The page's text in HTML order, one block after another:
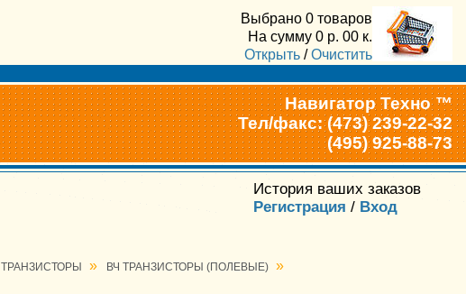
Выбрано 0 товаров
На сумму 0 р. 00 к.
Открыть /Очистить
Навигатор Техно ™
Тел/факс: (473) 239-22-32
(495) 925-88-73
История ваших заказов
Регистрация / Вход
ТРАНЗИСТОРЫ » ВЧ ТРАНЗИСТОРЫ (ПОЛЕВЫЕ) »